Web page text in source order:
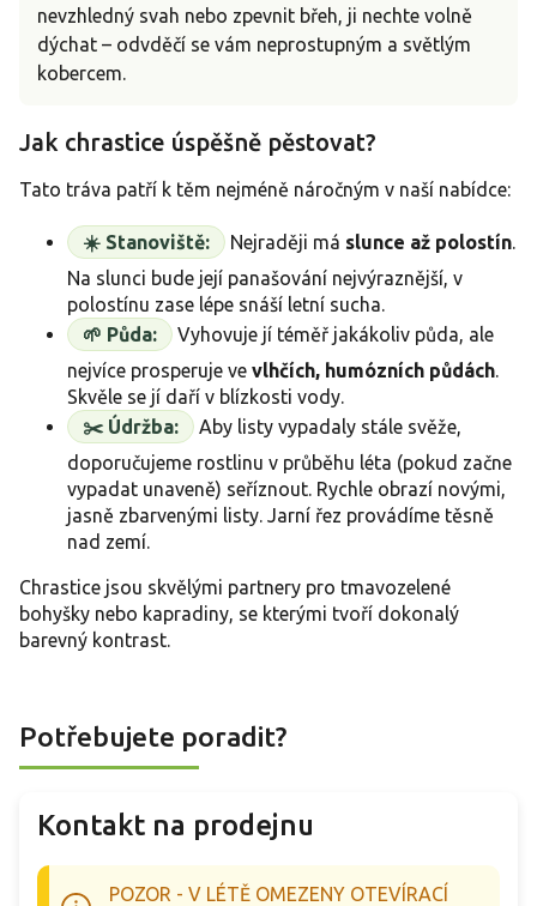
nevzhledný svah nebo zpevnit břeh, ji nechte volně
dýchat – odvděčí se vám neprostupným a světlým
kobercem.
Jak chrastice úspěšně pěstovat?
Tato tráva patří k těm nejméně náročným v naší nabídce:
☀️ Stanoviště: Nejraději má slunce až polostín.
Na slunci bude její panašování nejvýraznější, v
polostínu zase lépe snáší letní sucha.
🌱 Půda:
Vyhovuje jí téměř jakákoliv půda, ale
nejvíce prosperuje ve vlhčích, humózních půdách.
Skvěle se jí daří v blízkosti vody.
✂️ Údržba:
Aby listy vypadaly stále svěže,
doporučujeme rostlinu v průběhu léta (pokud začne
vypadat unaveně) seříznout. Rychle obrazí novými,
jasně zbarvenými listy. Jarní řez provádíme těsně
nad zemí.
Chrastice jsou skvělými partnery pro tmavozelené
bohyšky nebo kapradiny, se kterými tvoří dokonalý
barevný kontrast.
Potřebujete poradit?
Kontakt na prodejnu
POZOR - V LÉTĚ OMEZENY OTEVÍRACÍ